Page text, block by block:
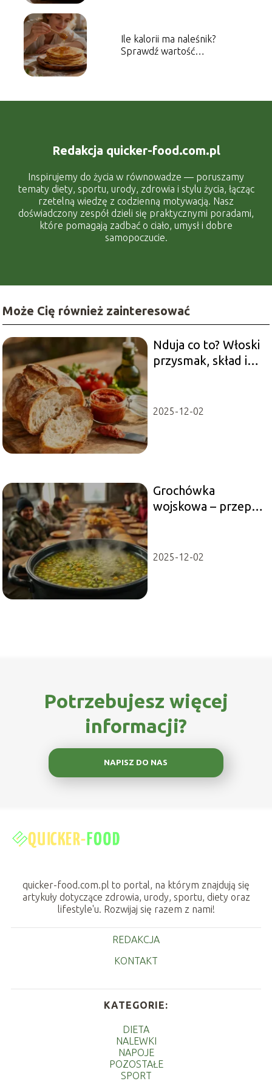
Ile kalorii ma naleśnik?
Sprawdź wartość
Redakcja quicker-food.com.pl
Inspirujemy do życia w równowadze — poruszamy
tematy diety, sportu, urody, zdrowia i stylu życia, łącząc
rzetelną wiedzę z codzienną motywacją. Nasz
doświadczony zespół dzieli się praktycznymi poradami,
które pomagają zadbać o ciało, umysł i dobre
samopoczucie.
Może Cię również zainteresować
Nduja co to? Włoski
przysmak, skład i
2025-12-02
Grochówka
wojskowa – przepis
2025-12-02
Potrzebujesz więcej
informacji?
NAPISZ DO NAS
quicker-food.com.pl to portal, na którym znajdują się
artykuły dotyczące zdrowia, urody, sportu, diety oraz
lifestyle'u. Rozwijaj się razem z nami!
REDAKCJA
KONTAKT
KATEGORIE:
DIETA
NALEWKI
NAPOJE
POZOSTAŁE
SPORT